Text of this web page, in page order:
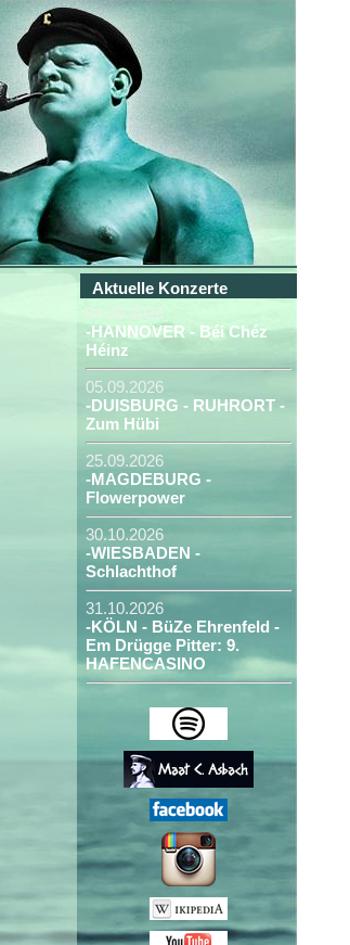
Aktuelle Konzerte
04.09.2026
-HANNOVER - Béi Chéz
Héinz
05.09.2026
-DUISBURG - RUHRORT -
Zum Hübi
25.09.2026
-MAGDEBURG -
Flowerpower
30.10.2026
-WIESBADEN -
Schlachthof
31.10.2026
-KÖLN - BüZe Ehrenfeld -
Em Drügge Pitter: 9.
HAFENCASINO